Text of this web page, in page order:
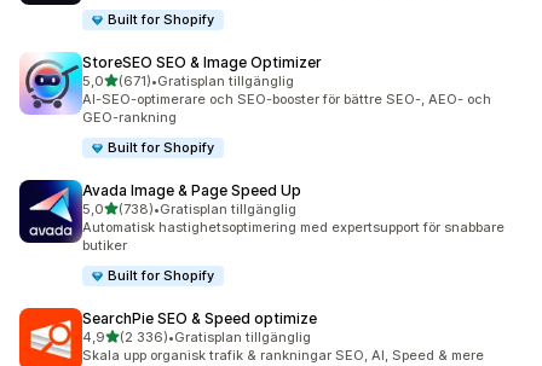
Built for Shopify
StoreSEO SEO & Image Optimizer
5,0av 5 stjärnor
(671)
671 recensioner totalt
•Gratisplan tillgänglig
AI-SEO-optimerare och SEO-booster för bättre SEO-, AEO- och
GEO-rankning
Built for Shopify
Avada Image & Page Speed Up
5,0av 5 stjärnor
(738)
738 recensioner totalt
•Gratisplan tillgänglig
Automatisk hastighetsoptimering med expertsupport för snabbare
butiker
Built for Shopify
SearchPie SEO & Speed optimize
4,9av 5 stjärnor
(2 336)
2336 recensioner totalt
•Gratisplan tillgänglig
Skala upp organisk trafik & rankningar SEO, AI, Speed & mere